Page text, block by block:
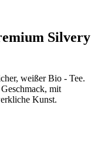
Silvery
weißer Bio - Tee.
mit
Kunst.